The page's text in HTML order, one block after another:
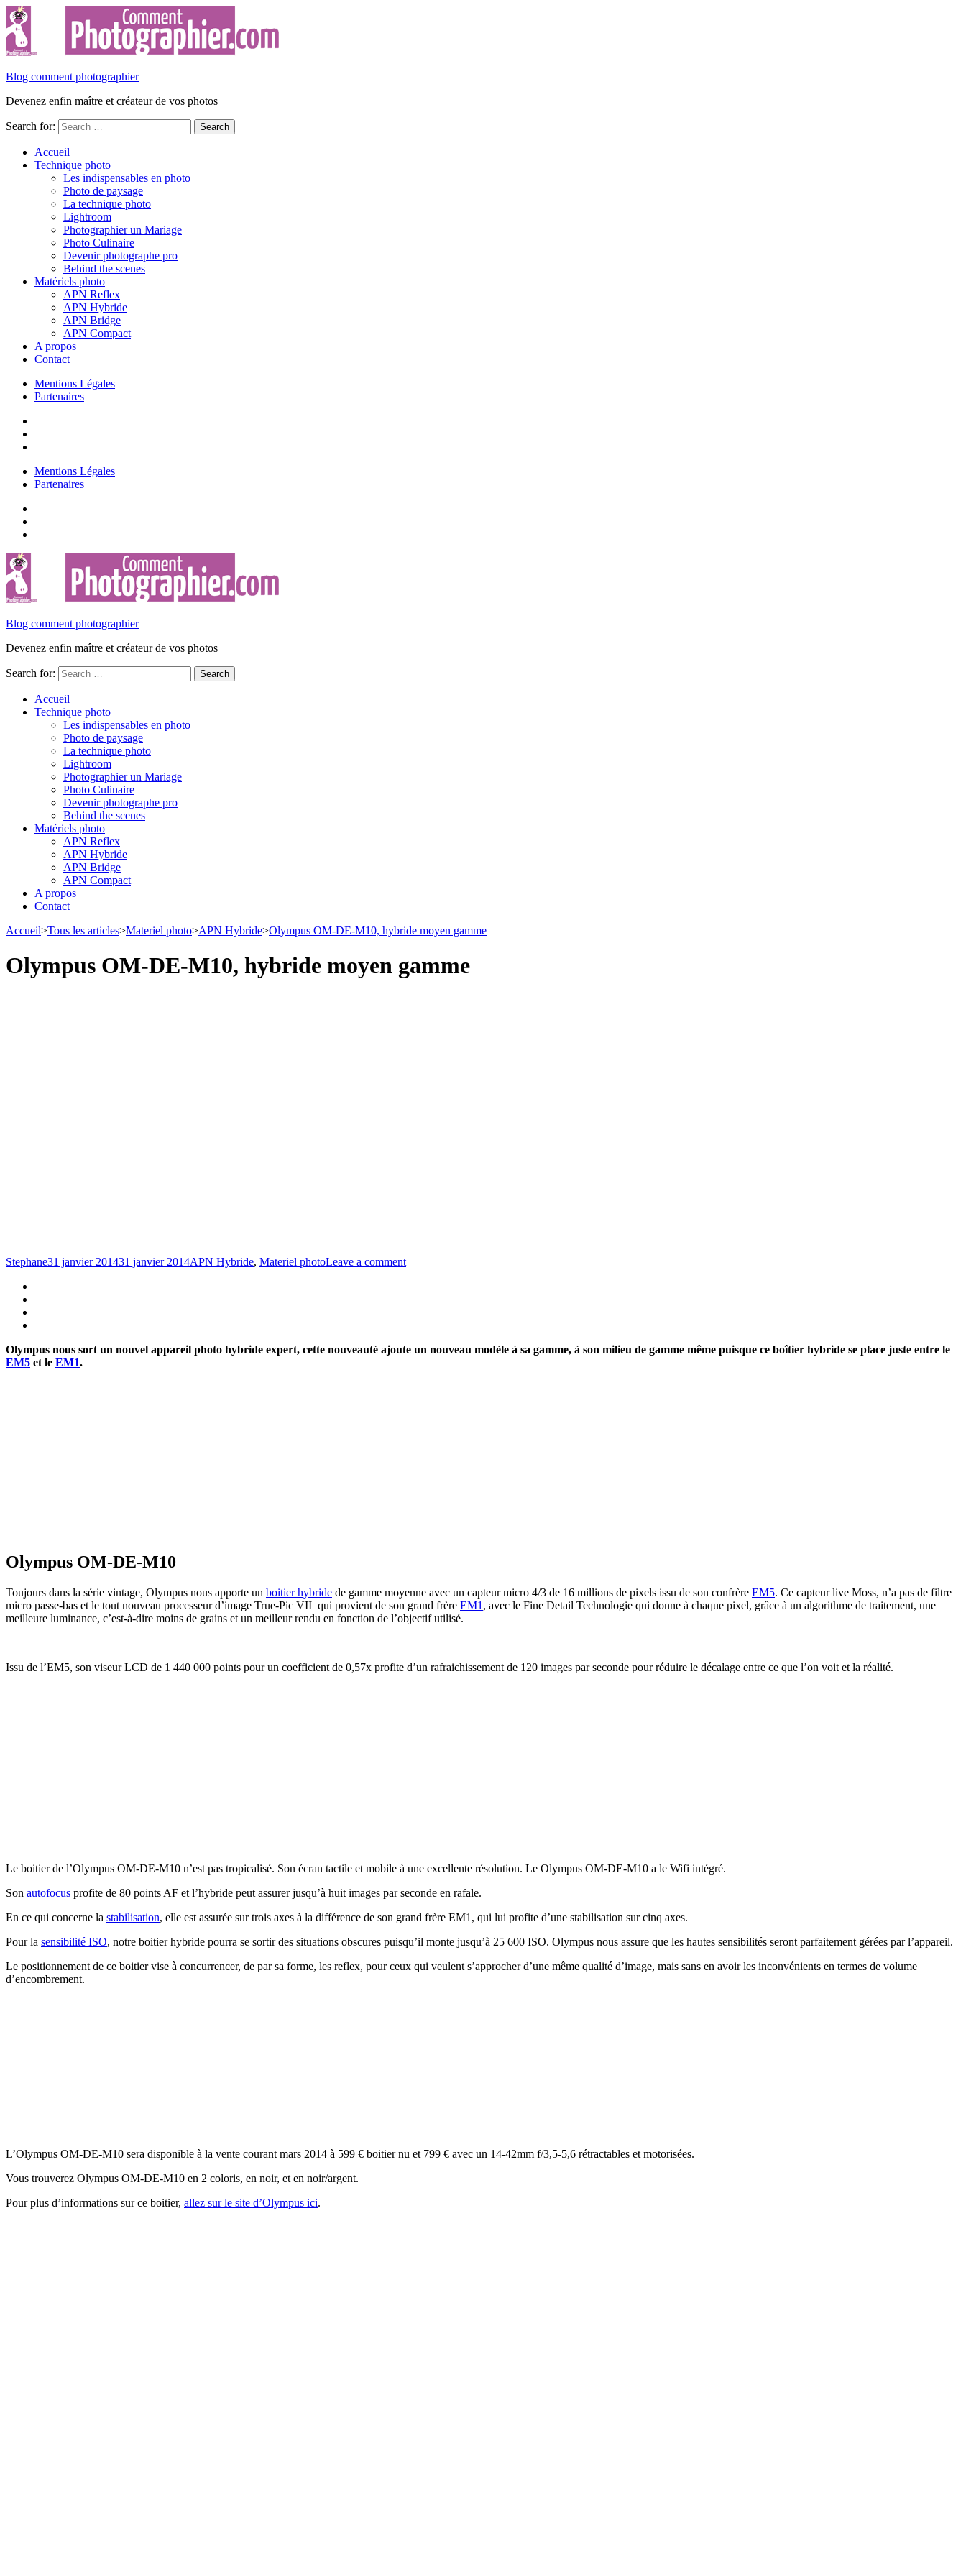
Blog comment photographier
Devenez enfin maître et créateur de vos photos
Search for:
Accueil
Technique photo
Les indispensables en photo
Photo de paysage
La technique photo
Lightroom
Photographier un Mariage
Photo Culinaire
Devenir photographe pro
Behind the scenes
Matériels photo
APN Reflex
APN Hybride
APN Bridge
APN Compact
A propos
Contact
Mentions Légales
Partenaires
Mentions Légales
Partenaires
Blog comment photographier
Devenez enfin maître et créateur de vos photos
Search for:
Accueil
Technique photo
Les indispensables en photo
Photo de paysage
La technique photo
Lightroom
Photographier un Mariage
Photo Culinaire
Devenir photographe pro
Behind the scenes
Matériels photo
APN Reflex
APN Hybride
APN Bridge
APN Compact
A propos
Contact
Accueil>Tous les articles>Materiel photo>APN Hybride>Olympus OM-DE-M10, hybride moyen gamme
Olympus OM-DE-M10, hybride moyen gamme
Stephane31 janvier 201431 janvier 2014APN Hybride, Materiel photoLeave a comment
Olympus nous sort un nouvel appareil photo hybride expert, cette nouveauté ajoute un nouveau modèle à sa gamme, à son milieu de gamme même puisque ce boîtier hybride se place juste entre le
EM5 et le EM1.
Olympus OM-DE-M10
Toujours dans la série vintage, Olympus nous apporte un boitier hybride de gamme moyenne avec un capteur micro 4/3 de 16 millions de pixels issu de son confrère EM5. Ce capteur live Moss, n’a pas de filtre
micro passe-bas et le tout nouveau processeur d’image True-Pic VII qui provient de son grand frère EM1 , avec le Fine Detail Technologie qui donne à chaque pixel, grâce à un algorithme de traitement, une
meilleure luminance, c’est-à-dire moins de grains et un meilleur rendu en fonction de l’objectif utilisé.
Issu de l’EM5, son viseur LCD de 1 440 000 points pour un coefficient de 0,57x profite d’un rafraichissement de 120 images par seconde pour réduire le décalage entre ce que l’on voit et la réalité.
Le boitier de l’Olympus OM-DE-M10 n’est pas tropicalisé. Son écran tactile et mobile à une excellente résolution. Le Olympus OM-DE-M10 a le Wifi intégré.
Son autofocus profite de 80 points AF et l’hybride peut assurer jusqu’à huit images par seconde en rafale.
En ce qui concerne la stabilisation, elle est assurée sur trois axes à la différence de son grand frère EM1, qui lui profite d’une stabilisation sur cinq axes.
Pour la sensibilité ISO, notre boitier hybride pourra se sortir des situations obscures puisqu’il monte jusqu’à 25 600 ISO. Olympus nous assure que les hautes sensibilités seront parfaitement gérées par l’appareil.
Le positionnement de ce boitier vise à concurrencer, de par sa forme, les reflex, pour ceux qui veulent s’approcher d’une même qualité d’image, mais sans en avoir les inconvénients en termes de volume
d’encombrement.
L’Olympus OM-DE-M10 sera disponible à la vente courant mars 2014 à 599 € boitier nu et 799 € avec un 14-42mm f/3,5-5,6 rétractables et motorisées.
Vous trouverez Olympus OM-DE-M10 en 2 coloris, en noir, et en noir/argent.
Pour plus d’informations sur ce boitier, allez sur le site d’Olympus ici.